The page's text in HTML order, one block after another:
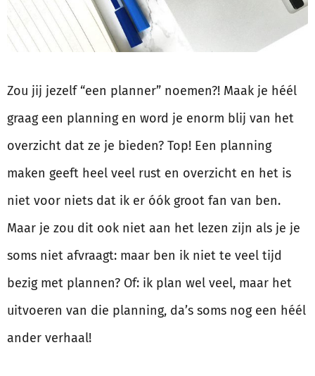
Zou jij jezelf “een planner” noemen?! Maak je héél
graag een planning en word je enorm blij van het
overzicht dat ze je bieden? Top! Een planning
maken geeft heel veel rust en overzicht en het is
niet voor niets dat ik er óók groot fan van ben.
Maar je zou dit ook niet aan het lezen zijn als je je
soms niet afvraagt: maar ben ik niet te veel tijd
bezig met plannen? Of: ik plan wel veel, maar het
uitvoeren van die planning, da’s soms nog een héél
ander verhaal!